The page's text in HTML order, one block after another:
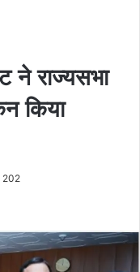
ने राज्यसभा
किया
202